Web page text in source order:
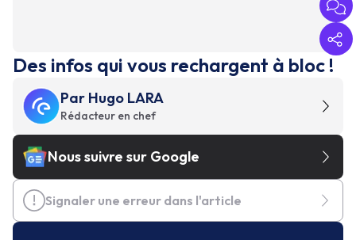
Des infos qui vous rechargent à bloc !
Par Hugo LARA
Rédacteur en chef
Nous suivre sur Google
Signaler une erreur dans l'article